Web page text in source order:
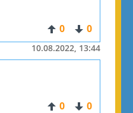
0 0
10.08.2022, 13:44
0 0